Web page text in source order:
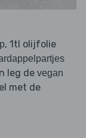
, 1tl olijfolie
leg de vegan
met de